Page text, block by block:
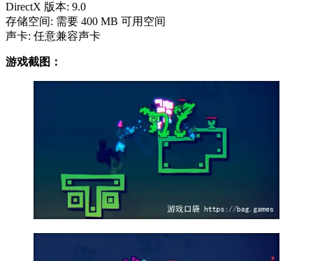
DirectX 版本: 9.0
存储空间: 需要 400 MB 可用空间
声卡: 任意兼容声卡
游戏截图：